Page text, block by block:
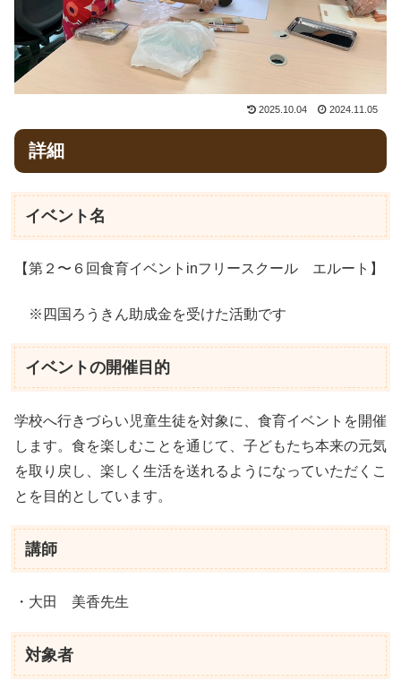
2025.10.04 2024.11.05
詳細
イベント名
【第２〜６回食育イベントinフリースクール エルート】
※四国ろうきん助成金を受けた活動です
イベントの開催目的
学校へ行きづらい児童生徒を対象に、食育イベントを開催
します。食を楽しむことを通じて、子どもたち本来の元気
を取り戻し、楽しく生活を送れるようになっていただくこ
とを目的としています。
講師
・大田 美香先生
対象者